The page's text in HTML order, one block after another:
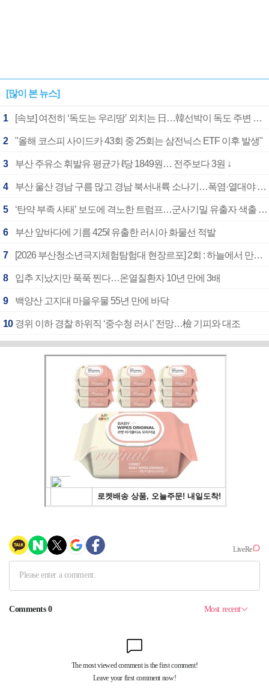
[많이 본 뉴스]
1 [속보] 여전히 ‘독도는 우리땅’ 외치는 日…韓선박이 독도 주변 해양조사 활동하자 반발
2 "올해 코스피 사이드카 43회 중 25회는 삼전닉스 ETF 이후 발생"
3 부산 주유소 휘발유 평균가 ℓ당 1849원… 전주보다 3원 ↓
4 부산 울산 경남 구름 많고 경남 북서내륙 소나기…폭염·열대야 계속
5 ‘탄약 부족 사태’ 보도에 격노한 트럼프…군사기밀 유출자 색출 지시
6 부산 앞바다에 기름 425ℓ 유출한 러시아 화물선 적발
7 [2026 부산청소년극지체험탐험대 현장르포] 2회 : 하늘에서 만난 얼음의 나라
8 입추 지났지만 푹푹 찐다…온열질환자 10년 만에 3배
9 백양산 고지대 마을우물 55년 만에 바닥
10 경위 이하 경찰 하위직 ‘중수청 러시’ 전망…檢 기피와 대조